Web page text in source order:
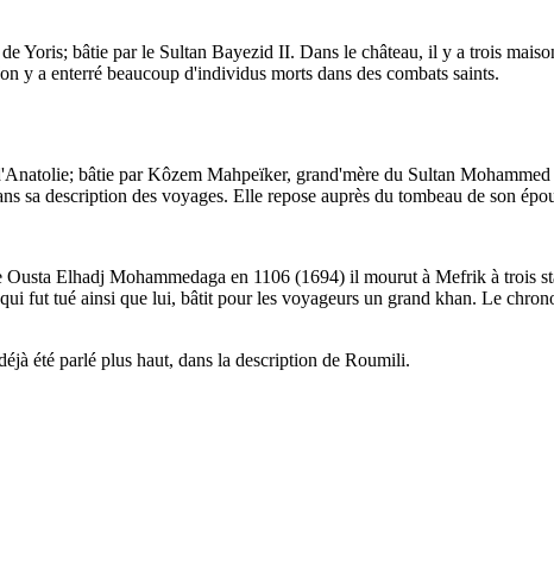
Yoris; bâtie par le Sultan Bayezid II. Dans le château, il y a trois
y a enterré beaucoup d'individus morts dans des combats saints.
bâtie par Kôzem Mahpeïker, grand'mère du Sultan
sa description des voyages. Elle repose auprès du tombeau de son
Elhadj Mohammedaga en 1106 (1694) il mourut à Mefrik à trois
fut tué ainsi que lui, bâtit pour les voyageurs un grand khan. Le
été parlé plus haut, dans la description de Roumili.